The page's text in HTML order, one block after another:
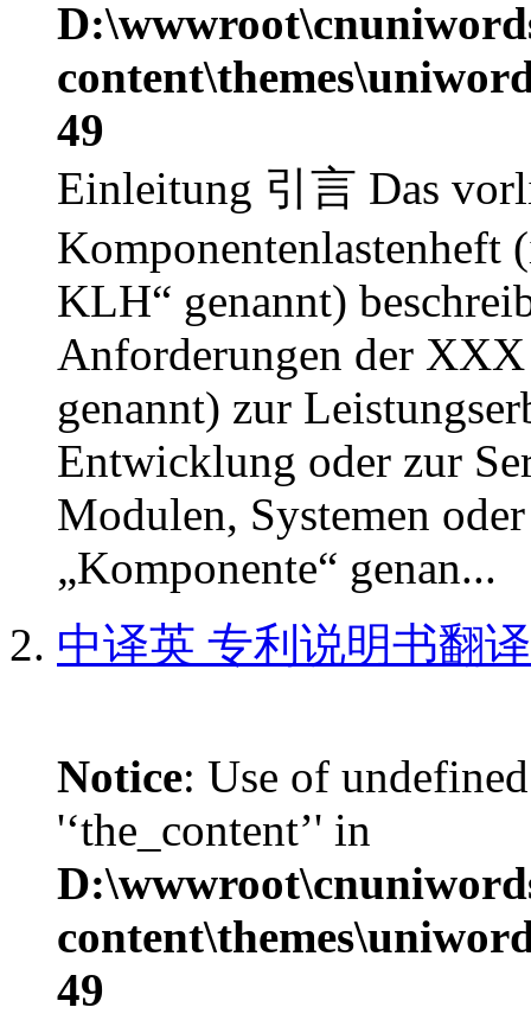
49
Einleitung 引言 Das
Komponentenlastenheft
KLH“ genannt)
Anforderungen der
genannt) zur
Entwicklung oder zur
Modulen, Systemen
„Komponente“ genan...
中译英 专利说明书翻
Notice: Use of
'‘the_content’' in
49